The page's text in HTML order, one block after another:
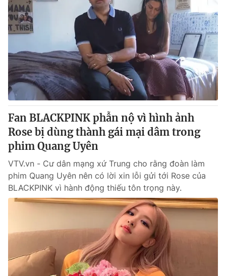
VTV Sức khoẻ Bất động sản
Thị trường 24h Tấm lòng Việt
VTV4 Vươn mình bằng AI
VTV9 VTV8
Liên hệ tòa soạn
THỜI BÁO VTV
Theo dõi báo trên
Cơ quan chủ quản:Đài Truyền hình Việt Nam
Fan BLACKPINK phẫn nộ vì hình ảnh
Rose bị dùng thành gái mại dâm trong
phim Quang Uyên
VTV.vn - Cư dân mạng xứ Trung cho rằng đoàn làm
phim Quang Uyên nên có lời xin lỗi gửi tới Rose của
BLACKPINK vì hành động thiếu tôn trọng này.